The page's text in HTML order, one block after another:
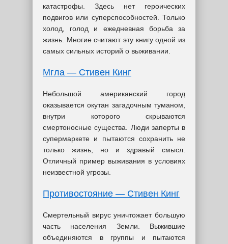
катастрофы. Здесь нет героических
подвигов или суперспособностей. Только
холод, голод и ежедневная борьба за
жизнь. Многие считают эту книгу одной из
самых сильных историй о выживании.
Мгла — Стивен Кинг
Небольшой американский город
оказывается окутан загадочным туманом,
внутри которого скрываются
смертоносные существа. Люди заперты в
супермаркете и пытаются сохранить не
только жизнь, но и здравый смысл.
Отличный пример выживания в условиях
неизвестной угрозы.
Противостояние — Стивен Кинг
Смертельный вирус уничтожает большую
часть населения Земли. Выжившие
объединяются в группы и пытаются